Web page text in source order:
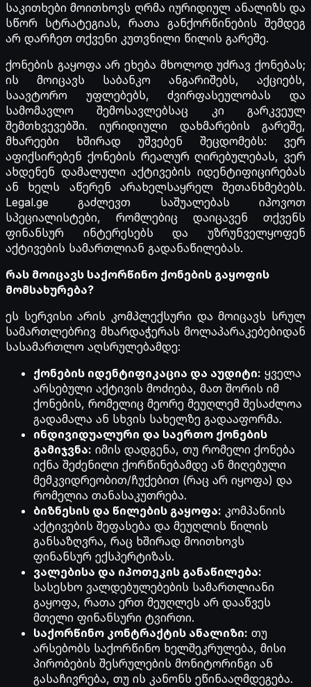
საკითხები მოითხოვს ღრმა იურიდიულ ანალიზს და
სწორ სტრატეგიას, რათა განქორწინების შემდეგ
არ დარჩეთ თქვენი კუთვნილი წილის გარეშე.
ქონების გაყოფა არ ეხება მხოლოდ უძრავ ქონებას;
ის მოიცავს საბანკო ანგარიშებს, აქციებს,
საავტორო უფლებებს, ძვირფასეულობას და
სამომავლო შემოსავლებსაც კი გარკვეულ
შემთხვევებში. იურიდიული დახმარების გარეშე,
მხარეები ხშირად უშვებენ შეცდომებს: ვერ
აფიქსირებენ ქონების რეალურ ღირებულებას, ვერ
ახდენენ დამალული აქტივების იდენტიფიცირებას
ან ხელს აწერენ არახელსაყრელ შეთანხმებებს.
Legal.ge გაძლევთ საშუალებას იპოვოთ
სპეციალისტები, რომლებიც დაიცავენ თქვენს
ფინანსურ ინტერესებს და უზრუნველყოფენ
აქტივების სამართლიან გადანაწილებას.
რას მოიცავს საქორწინო ქონების გაყოფის
მომსახურება?
ეს სერვისი არის კომპლექსური და მოიცავს სრულ
სამართლებრივ მხარდაჭერას მოლაპარაკებებიდან
სასამართლო აღსრულებამდე:
ქონების იდენტიფიკაცია და აუდიტი: ყველა
არსებული აქტივის მოძიება, მათ შორის იმ
ქონების, რომელიც მეორე მეუღლემ შესაძლოა
გადამალა ან სხვის სახელზე გადააფორმა.
ინდივიდუალური და საერთო ქონების
გამიჯვნა: იმის დადგენა, თუ რომელი ქონება
იქნა შეძენილი ქორწინებამდე ან მიღებული
მემკვიდრეობით/ჩუქებით (რაც არ იყოფა) და
რომელია თანასაკუთრება.
ბიზნესის და წილების გაყოფა: კომპანიის
აქტივების შეფასება და მეუღლის წილის
განსაზღვრა, რაც ხშირად მოითხოვს
ფინანსურ ექსპერტიზას.
ვალებისა და იპოთეკის განაწილება:
სასესხო ვალდებულებების სამართლიანი
გაყოფა, რათა ერთ მეუღლეს არ დააწვეს
მთელი ფინანსური ტვირთი.
საქორწინო კონტრაქტის ანალიზი: თუ
არსებობს საქორწინო ხელშეკრულება, მისი
პირობების შესრულების მონიტორინგი ან
გასაჩივრება, თუ ის კანონს ეწინააღმდეგება.